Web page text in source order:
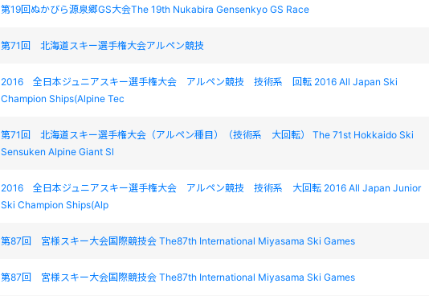
第19回ぬかびら源泉郷GS大会The 19th Nukabira Gensenkyo GS Race
第71回 北海道スキー選手権大会アルペン競技
2016 全日本ジュニアスキー選手権大会 アルペン競技 技術系 回転 2016 All Japan Ski
Champion Ships(Alpine Tec
第71回 北海道スキー選手権大会（アルペン種目）（技術系 大回転） The 71st Hokkaido Ski
Sensuken Alpine Giant Sl
2016 全日本ジュニアスキー選手権大会 アルペン競技 技術系 大回転 2016 All Japan Junior
Ski Champion Ships(Alp
第87回 宮様スキー大会国際競技会 The87th International Miyasama Ski Games
第87回 宮様スキー大会国際競技会 The87th International Miyasama Ski Games